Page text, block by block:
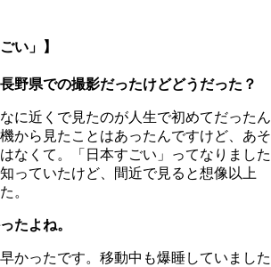
い」】
県での撮影だったけどどうだった？
に近くで見たのが人生で初めてだったん
から見たことはあったんですけど、あそ
なくて。「日本すごい」ってなりました
っていたけど、間近で見ると想像以上
。
たよね。
かったです。移動中も爆睡していました